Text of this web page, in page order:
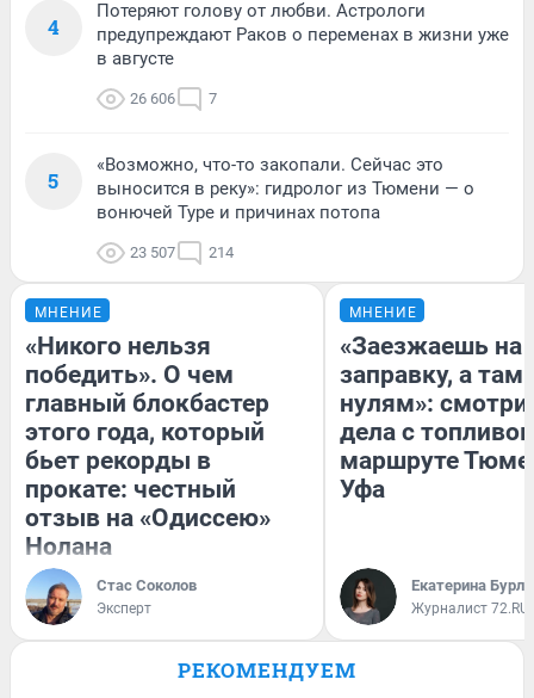
4
Потеряют голову от любви. Астрологи
предупреждают Раков о переменах в жизни уже
в августе
26 606 7
5
«Возможно, что-то закопали. Сейчас это
выносится в реку»: гидролог из Тюмени — о
вонючей Туре и причинах потопа
23 507 214
МНЕНИЕ
«Никого нельзя
победить». О чем
главный блокбастер
этого года, который
бьет рекорды в
прокате: честный
отзыв на «Одиссею»
Нолана
Стас Соколов
Эксперт
МНЕНИЕ
«Заезжаешь на
заправку, а там
нулям»:
дела с
маршруте
Уфа
Екатерина
Журналист 72.RU
РЕКОМЕНДУЕМ